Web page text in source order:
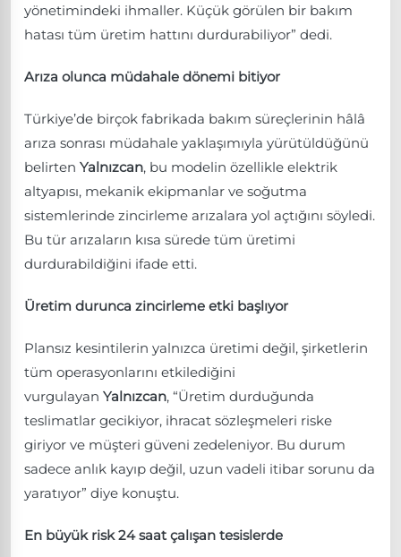
yönetimindeki ihmaller. Küçük görülen bir bakım
hatası tüm üretim hattını durdurabiliyor” dedi.
Arıza olunca müdahale dönemi bitiyor
Türkiye’de birçok fabrikada bakım süreçlerinin hâlâ
arıza sonrası müdahale yaklaşımıyla yürütüldüğünü
belirten Yalnızcan, bu modelin özellikle elektrik
altyapısı, mekanik ekipmanlar ve soğutma
sistemlerinde zincirleme arızalara yol açtığını söyledi.
Bu tür arızaların kısa sürede tüm üretimi
durdurabildiğini ifade etti.
Üretim durunca zincirleme etki başlıyor
Plansız kesintilerin yalnızca üretimi değil, şirketlerin
tüm operasyonlarını etkilediğini
vurgulayan Yalnızcan, “Üretim durduğunda
teslimatlar gecikiyor, ihracat sözleşmeleri riske
giriyor ve müşteri güveni zedeleniyor. Bu durum
sadece anlık kayıp değil, uzun vadeli itibar sorunu da
yaratıyor” diye konuştu.
En büyük risk 24 saat çalışan tesislerde